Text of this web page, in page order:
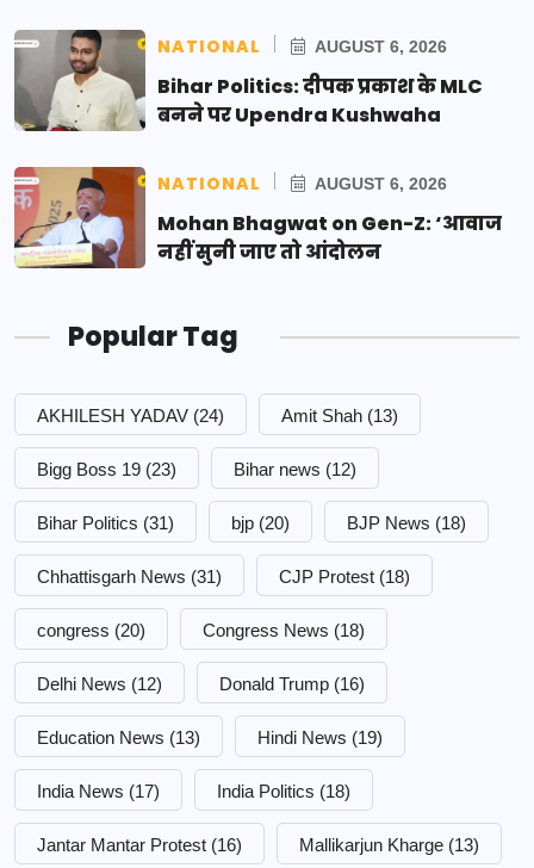
NATIONAL AUGUST 6, 2026
Bihar Politics: दीपक प्रकाश के MLC
बनने पर Upendra Kushwaha
NATIONAL AUGUST 6, 2026
Mohan Bhagwat on Gen-Z: ‘आवाज
नहीं सुनी जाए तो आंदोलन
Popular Tag
AKHILESH YADAV (24) Amit Shah (13)
Bigg Boss 19 (23) Bihar news (12)
Bihar Politics (31) bjp (20) BJP News (18)
Chhattisgarh News (31) CJP Protest (18)
congress (20) Congress News (18)
Delhi News (12) Donald Trump (16)
Education News (13) Hindi News (19)
India News (17) India Politics (18)
Jantar Mantar Protest (16) Mallikarjun Kharge (13)